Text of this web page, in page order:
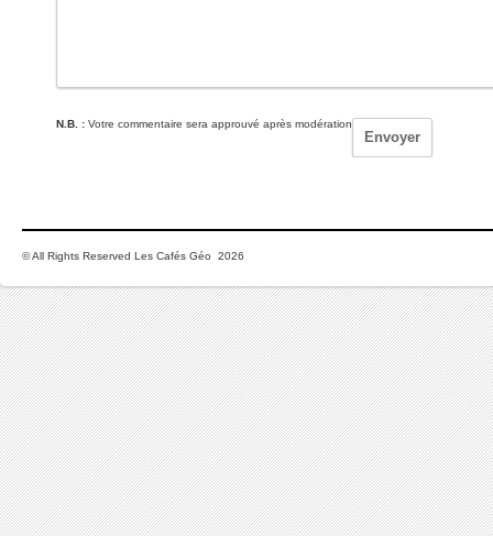
N.B. : Votre commentaire sera approuvé après modération
© All Rights Reserved Les Cafés Géo 2026